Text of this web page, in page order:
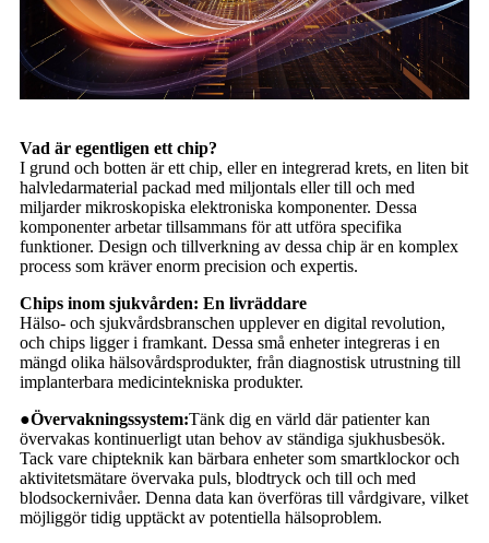
Vad är egentligen ett chip?
I grund och botten är ett chip, eller en integrerad krets, en liten bit
halvledarmaterial packad med miljontals eller till och med
miljarder mikroskopiska elektroniska komponenter. Dessa
komponenter arbetar tillsammans för att utföra specifika
funktioner. Design och tillverkning av dessa chip är en komplex
process som kräver enorm precision och expertis.
Chips inom sjukvården: En livräddare
Hälso- och sjukvårdsbranschen upplever en digital revolution,
och chips ligger i framkant. Dessa små enheter integreras i en
mängd olika hälsovårdsprodukter, från diagnostisk utrustning till
implanterbara medicintekniska produkter.
●Övervakningssystem:Tänk dig en värld där patienter kan
övervakas kontinuerligt utan behov av ständiga sjukhusbesök.
Tack vare chipteknik kan bärbara enheter som smartklockor och
aktivitetsmätare övervaka puls, blodtryck och till och med
blodsockernivåer. Denna data kan överföras till vårdgivare, vilket
möjliggör tidig upptäckt av potentiella hälsoproblem.